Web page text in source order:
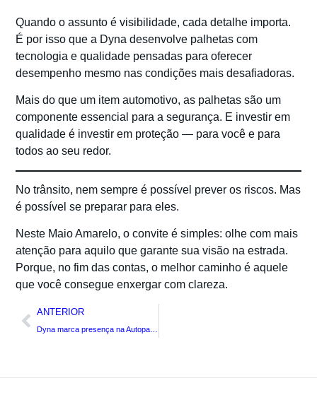
Quando o assunto é visibilidade, cada detalhe importa.
É por isso que a Dyna desenvolve palhetas com
tecnologia e qualidade pensadas para oferecer
desempenho mesmo nas condições mais desafiadoras.
Mais do que um item automotivo, as palhetas são um
componente essencial para a segurança. E investir em
qualidade é investir em proteção — para você e para
todos ao seu redor.
No trânsito, nem sempre é possível prever os riscos. Mas
é possível se preparar para eles.
Neste Maio Amarelo, o convite é simples: olhe com mais
atenção para aquilo que garante sua visão na estrada.
Porque, no fim das contas, o melhor caminho é aquele
que você consegue enxergar com clareza.
ANTERIOR